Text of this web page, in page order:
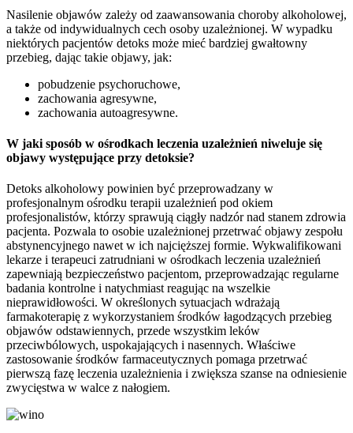
Nasilenie objawów zależy od zaawansowania choroby alkoholowej,
a także od indywidualnych cech osoby uzależnionej. W wypadku
niektórych pacjentów detoks może mieć bardziej gwałtowny
przebieg, dając takie objawy, jak:
pobudzenie psychoruchowe,
zachowania agresywne,
zachowania autoagresywne.
W jaki sposób w ośrodkach leczenia uzależnień niweluje się
objawy występujące przy detoksie?
Detoks alkoholowy powinien być przeprowadzany w
profesjonalnym ośrodku terapii uzależnień pod okiem
profesjonalistów, którzy sprawują ciągły nadzór nad stanem zdrowia
pacjenta. Pozwala to osobie uzależnionej przetrwać objawy zespołu
abstynencyjnego nawet w ich najcięższej formie. Wykwalifikowani
lekarze i terapeuci zatrudniani w ośrodkach leczenia uzależnień
zapewniają bezpieczeństwo pacjentom, przeprowadzając regularne
badania kontrolne i natychmiast reagując na wszelkie
nieprawidłowości. W określonych sytuacjach wdrażają
farmakoterapię z wykorzystaniem środków łagodzących przebieg
objawów odstawiennych, przede wszystkim leków
przeciwbólowych, uspokajających i nasennych. Właściwe
zastosowanie środków farmaceutycznych pomaga przetrwać
pierwszą fazę leczenia uzależnienia i zwiększa szanse na odniesienie
zwycięstwa w walce z nałogiem.